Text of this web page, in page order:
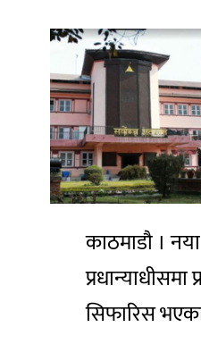
काठमाडाै । नया
प्रधान्याधीसमा
सिफारिस